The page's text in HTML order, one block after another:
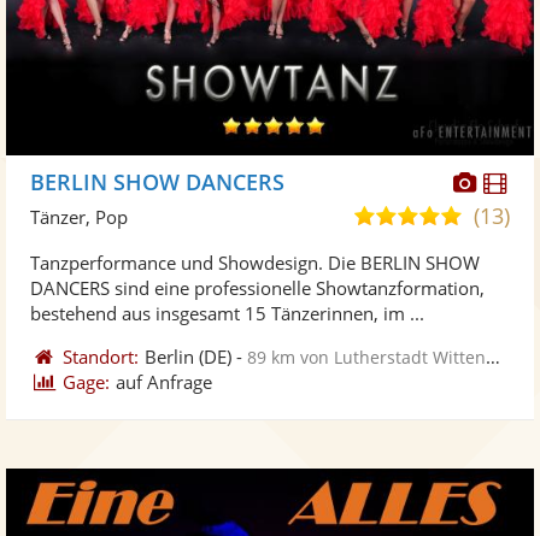
Fotos
BERLIN SHOW DANCERS
5,0
5
Sternen
(13)
Tänzer, Pop
Tanzperformance und Showdesign. Die BERLIN SHOW
DANCERS sind eine professionelle Showtanzformation,
bestehend aus insgesamt 15 Tänzerinnen, im ...
Standort: Berlin (DE) -89 km von Lutherstadt Wittenberg
Gage: auf Anfrage